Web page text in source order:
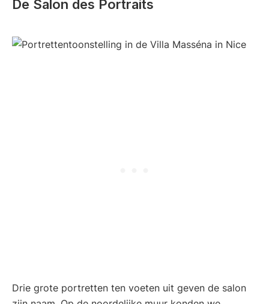
De Salon des Portraits
Drie grote portretten ten voeten uit geven de salon